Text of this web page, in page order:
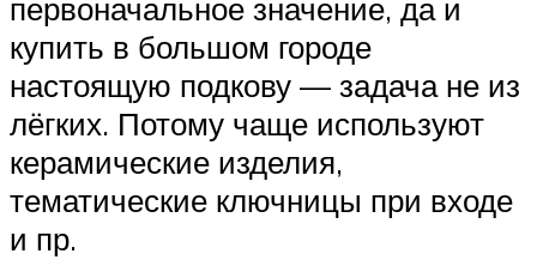
первоначальное значение, да и
купить в большом городе
настоящую подкову — задача не из
лёгких. Потому чаще используют
керамические изделия,
тематические ключницы при входе
и пр.